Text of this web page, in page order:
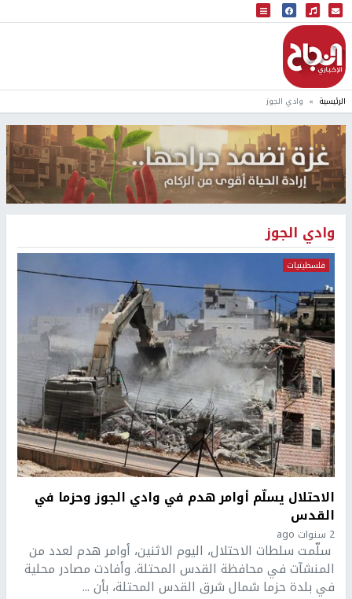
البث المباشر
إذاعة النجاح
الرئيسية وادي الجوز
وادي الجوز
فلسطينيات
الاحتلال يسلّم أوامر هدم في وادي الجوز وحزما في
القدس
2 سنوات ago
سلّمت سلطات الاحتلال، اليوم الاثنين، أوامر هدم لعدد من
المنشآت في محافظة القدس المحتلة. وأفادت مصادر محلية
في بلدة حزما شمال شرق القدس المحتلة، بأن ...